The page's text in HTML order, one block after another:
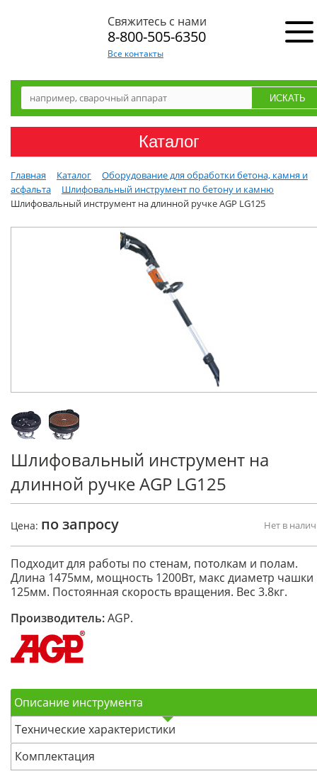
Свяжитесь с нами
8-800-505-6350
Все контакты
Каталог
Главная Каталог
Оборудование для обработки бетона, камня и
асфальта
Шлифовальный инструмент по бетону и камню
Шлифовальный инструмент на длинной ручке AGP LG125
Шлифовальный инструмент на
длинной ручке AGP LG125
Цена: по запросу Нет в
Подходит для работы по стенам, потолкам и полам.
Длина 1475мм, мощность 1200Вт, макс диаметр чашки
125мм. Постоянная скорость вращения. Вес 3.8кг.
Производитель:AGP.
Описание инструмента
Технические характеристики
Комплектация